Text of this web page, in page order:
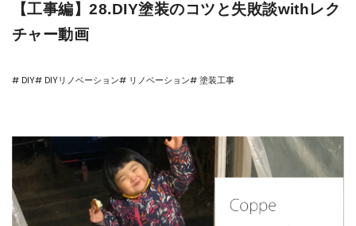
【工事編】28.DIY塗装のコツと失敗談withレク
チャー動画
# DIY# DIYリノベーション# リノベーション# 塗装工事